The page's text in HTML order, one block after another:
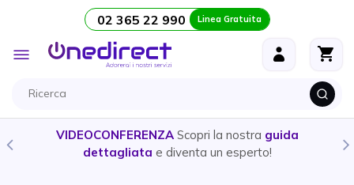
Salta al contenuto 02 365 22 990 Linea Gratuita
Toggle
Nav
VIDEOCONFERENZA Scopri la nostra guida
dettagliata e diventa un esperto!